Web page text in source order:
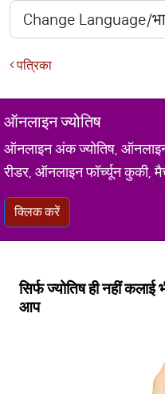
पत्रिका
ऑनलाइन ज्योतिष
ऑनलाइन अंक ज्योतिष,
रीडर, ऑनलाइन फॉर्च्यून कुकी,
क्लिक करें
सिर्फ ज्योतिष ही नहीं
आप